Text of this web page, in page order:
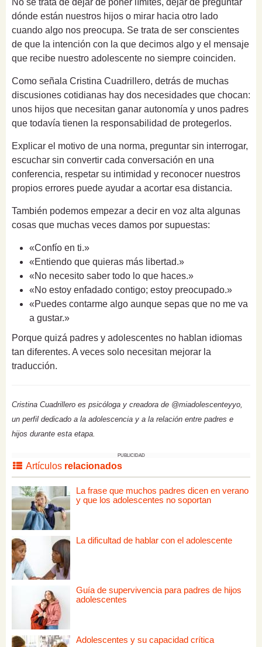
dónde están nuestros hijos o mirar hacia otro lado
cuando algo nos preocupa. Se trata de ser conscientes
de que la intención con la que decimos algo y el mensaje
que recibe nuestro adolescente no siempre coinciden.
Como señala Cristina Cuadrillero, detrás de muchas
discusiones cotidianas hay dos necesidades que chocan:
unos hijos que necesitan ganar autonomía y unos padres
que todavía tienen la responsabilidad de protegerlos.
Explicar el motivo de una norma, preguntar sin interrogar,
escuchar sin convertir cada conversación en una
conferencia, respetar su intimidad y reconocer nuestros
propios errores puede ayudar a acortar esa distancia.
También podemos empezar a decir en voz alta algunas
cosas que muchas veces damos por supuestas:
«Confío en ti.»
«Entiendo que quieras más libertad.»
«No necesito saber todo lo que haces.»
«No estoy enfadado contigo; estoy preocupado.»
«Puedes contarme algo aunque sepas que no me va
a gustar.»
Porque quizá padres y adolescentes no hablan idiomas
tan diferentes. A veces solo necesitan mejorar la
traducción.
Cristina Cuadrillero es psicóloga y creadora de @miadolescenteyyo,
un perfil dedicado a la adolescencia y a la relación entre padres e
hijos durante esta etapa.
PUBLICIDAD
Artículos relacionados
La frase que muchos padres dicen en verano
y que los adolescentes no soportan
La dificultad de hablar con el adolescente
Guía de supervivencia para padres de hijos
adolescentes
Adolescentes y su capacidad crítica